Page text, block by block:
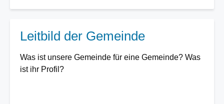
Gemeinde
Leitbild der Gemeinde
Was ist unsere Gemeinde für eine Gemeinde? Was
ist ihr Profil?